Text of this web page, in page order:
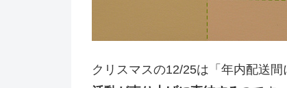
クリスマスの12/25は「年内配送